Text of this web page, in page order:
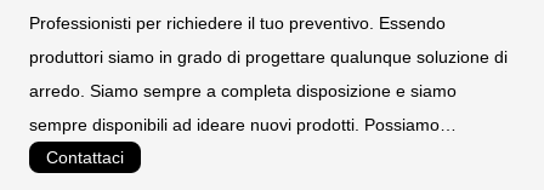
Professionisti per richiedere il tuo preventivo. Essendo
produttori siamo in grado di progettare qualunque soluzione di
arredo. Siamo sempre a completa disposizione e siamo
sempre disponibili ad ideare nuovi prodotti. Possiamo
Contattaci